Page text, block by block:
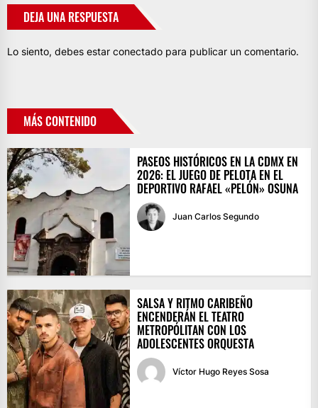
DEJA UNA RESPUESTA
Lo siento, debes estar conectado para publicar un comentario.
MÁS CONTENIDO
PASEOS HISTÓRICOS EN LA CDMX EN
2026: EL JUEGO DE PELOTA EN EL
DEPORTIVO RAFAEL «PELÓN» OSUNA
Juan Carlos Segundo
SALSA Y RITMO CARIBEÑO
ENCENDERÁN EL TEATRO
METROPÓLITAN CON LOS
ADOLESCENTES ORQUESTA
Víctor Hugo Reyes Sosa